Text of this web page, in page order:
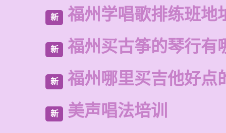
新 福州学唱歌排练班地
新 福州买古筝的琴行有
新 福州哪里买吉他好点
新 美声唱法培训